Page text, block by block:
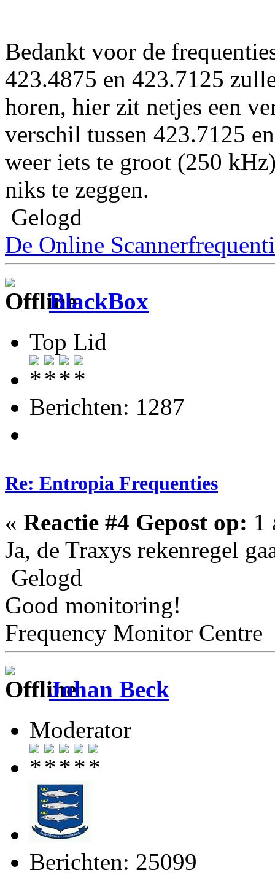
Bedankt voor de
423.4875 en 423.7125
horen, hier zit netjes een
verschil tussen 423.7125
weer iets te groot (250
niks te zeggen.
Gelogd
De Online
BlackBox
Top Lid
Berichten: 1287
Re: Entropia Frequenties
« Reactie #4 Gepost op: 1
Ja, de Traxys rekenregel
Gelogd
Good monitoring!
Frequency Monitor Centre
Johan Beck
Moderator
Berichten: 25099